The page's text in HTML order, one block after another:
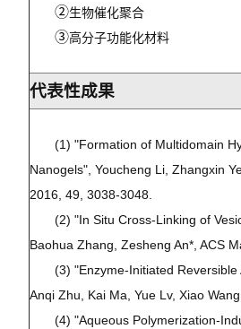
②生物催化聚合
③高分子功能化材料
代表性成果
(1) "Formation of Multidomain
Nanogels", Youcheng Li, Zhangxin
2016, 49, 3038-3048.
(2) "In Situ Cross-Linking of
Baohua Zhang, Zesheng An*, ACS
(3) "Enzyme-Initiated
Anqi Zhu, Kai Ma, Yue Lv, Xiao
(4) "Aqueous Polymerization-